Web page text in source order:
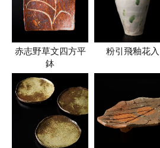
赤志野草文四方平
鉢
粉引飛釉花入